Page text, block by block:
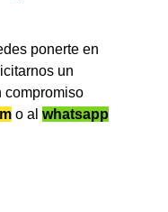
ponerte en
un
compromiso
o al whatsapp